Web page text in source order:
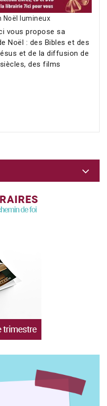
Noël lumineux
vous propose sa
Noël : des Bibles et des
et de la diffusion de
des films